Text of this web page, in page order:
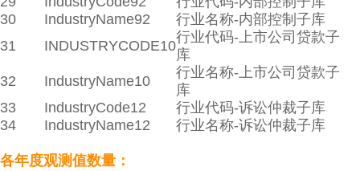
30
IndustryName92
行业名称-内部控制子库
31
INDUSTRYCODE10
行业代码-上市公司贷款子
库
32
IndustryName10
行业名称-上市公司贷款子
库
33
IndustryCode12
行业代码-诉讼仲裁子库
34
IndustryName12 行业名称-诉讼仲裁子库
各年度观测值数量：